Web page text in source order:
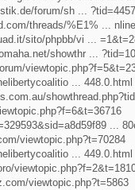
forum/sh ...
threads/%E1% ...
sito/phpbb/vi ...
showthr ...
... 448.0.html
...
viewtopic.php?t=70284
... 449.0.html
viewtopic.php?t=5863